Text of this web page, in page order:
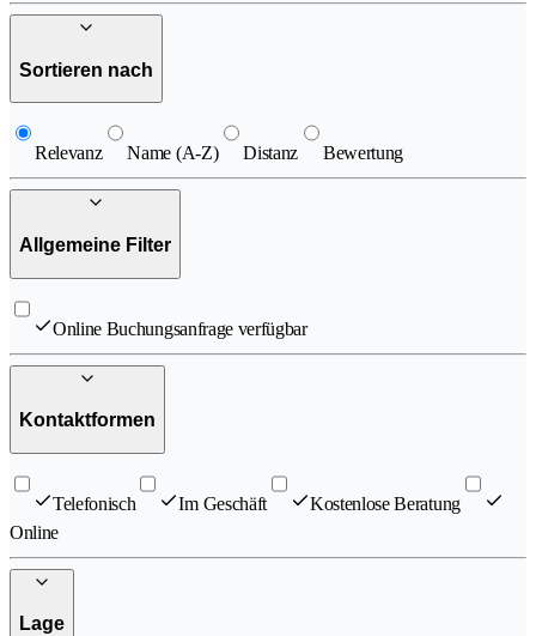
Sortieren nach
Relevanz Name (A-Z) Distanz Bewertung
Allgemeine Filter
Online Buchungsanfrage verfügbar
Kontaktformen
Telefonisch Im Geschäft
Kostenlose Beratung
Online
Lage